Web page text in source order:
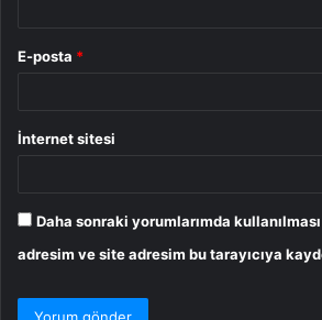
E-posta *
İnternet sitesi
Daha sonraki yorumlarımda
adresim ve site adresim bu tarayıcıya